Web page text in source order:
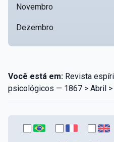
Novembro
Dezembro
Você está em: Revista
psicológicos — 1867 > Abril